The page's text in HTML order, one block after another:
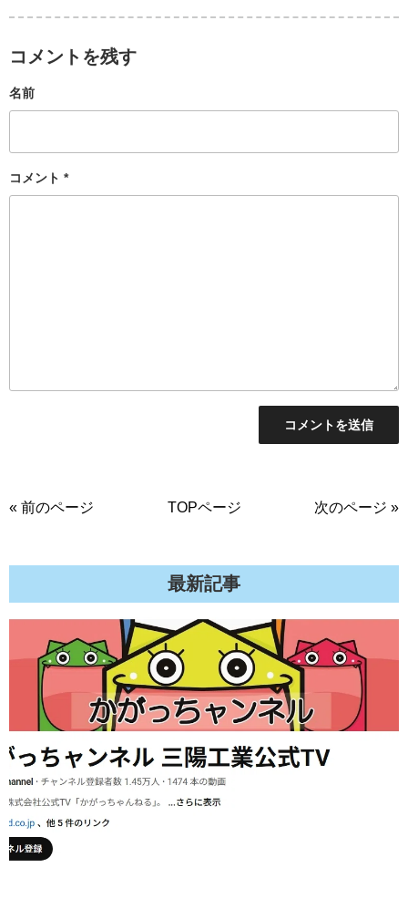
コメントを残す
コメント *
名前
« 前のページ TOPページ 次のページ »
最新記事